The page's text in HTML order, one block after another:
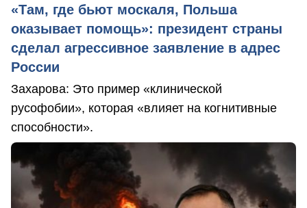
«Там, где бьют москаля, Польша
оказывает помощь»: президент страны
сделал агрессивное заявление в адрес
России
Захарова: Это пример «клинической
русофобии», которая «влияет на когнитивные
способности».